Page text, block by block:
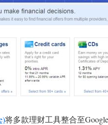
将多款理财工具整合至